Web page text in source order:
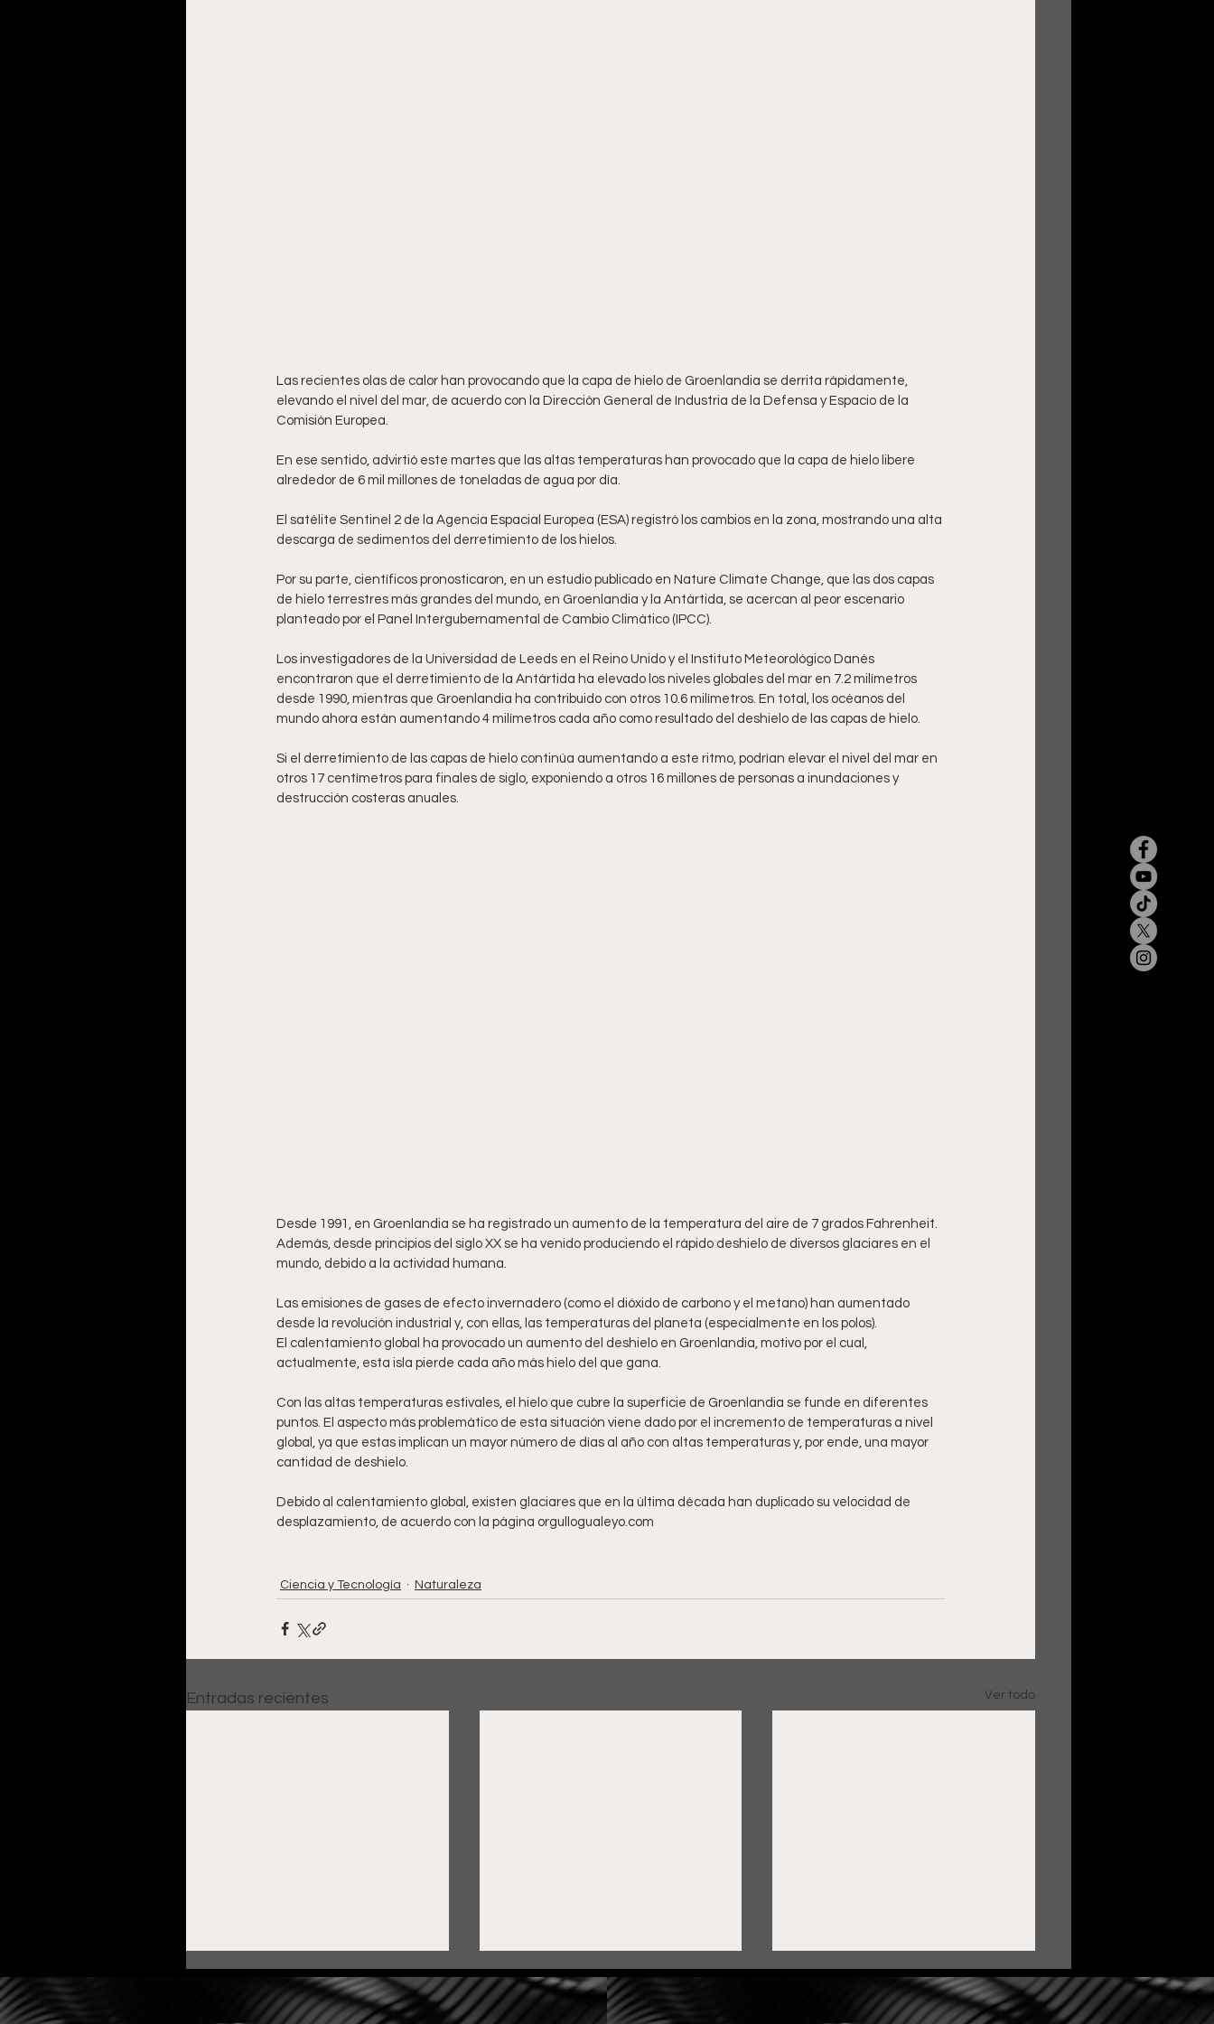
Las recientes olas de calor han provocando que la capa de hielo de Groenlandia se derrita rápidamente,
elevando el nivel del mar, de acuerdo con la Dirección General de Industria de la Defensa y Espacio de la
Comisión Europea.
En ese sentido, advirtió este martes que las altas temperaturas han provocado que la capa de hielo libere
alrededor de 6 mil millones de toneladas de agua por día.
El satélite Sentinel 2 de la Agencia Espacial Europea (ESA) registró los cambios en la zona, mostrando una alta
descarga de sedimentos del derretimiento de los hielos.
Por su parte, científicos pronosticaron, en un estudio publicado en Nature Climate Change, que las dos capas
de hielo terrestres más grandes del mundo, en Groenlandia y la Antártida, se acercan al peor escenario
planteado por el Panel Intergubernamental de Cambio Climático (IPCC).
Los investigadores de la Universidad de Leeds en el Reino Unido y el Instituto Meteorológico Danés
encontraron que el derretimiento de la Antártida ha elevado los niveles globales del mar en 7.2 milímetros
desde 1990, mientras que Groenlandia ha contribuido con otros 10.6 milímetros. En total, los océanos del
mundo ahora están aumentando 4 milímetros cada año como resultado del deshielo de las capas de hielo.
Si el derretimiento de las capas de hielo continúa aumentando a este ritmo, podrían elevar el nivel del mar en
otros 17 centímetros para finales de siglo, exponiendo a otros 16 millones de personas a inundaciones y
destrucción costeras anuales.
Desde 1991, en Groenlandia se ha registrado un aumento de la temperatura del aire de 7 grados Fahrenheit.
Además, desde principios del siglo XX se ha venido produciendo el rápido deshielo de diversos glaciares en el
mundo, debido a la actividad humana.
Las emisiones de gases de efecto invernadero (como el dióxido de carbono y el metano) han aumentado
desde la revolución industrial y, con ellas, las temperaturas del planeta (especialmente en los polos).
El calentamiento global ha provocado un aumento del deshielo en Groenlandia, motivo por el cual,
actualmente, esta isla pierde cada año más hielo del que gana.
Con las altas temperaturas estivales, el hielo que cubre la superficie de Groenlandia se funde en diferentes
puntos. El aspecto más problemático de esta situación viene dado por el incremento de temperaturas a nivel
global, ya que estas implican un mayor número de días al año con altas temperaturas y, por ende, una mayor
cantidad de deshielo.
Debido al calentamiento global, existen glaciares que en la última década han duplicado su velocidad de
desplazamiento, de acuerdo con la página orgullogualeyo.com
Ciencia y Tecnología Naturaleza
Entradas recientes Ver todo